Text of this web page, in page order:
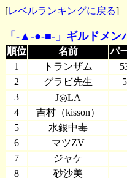
[レベルランキングに戻る]
「-▲-●-■-」ギルドメン
順位
名前 パ
1
トランザム
2
グラビ先生
3
J◎LA
4
吉村（kisson）
5
水銀中毒
6
マツZV
7
ジャケ
8
砂沙美